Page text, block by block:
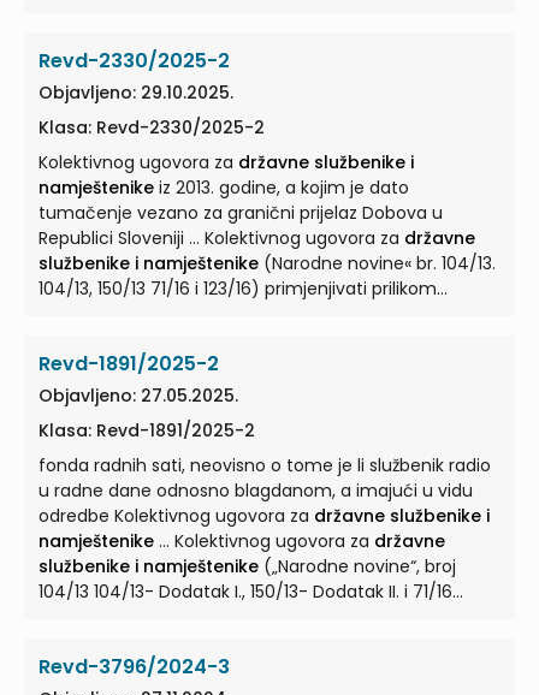
Revd-2330/2025-2
Objavljeno: 29.10.2025.
Klasa: Revd-2330/2025-2
Kolektivnog ugovora za državne službenike i
namještenike iz 2013. godine, a kojim je dato
tumačenje vezano za granični prijelaz Dobova u
Republici Sloveniji ... Kolektivnog ugovora za državne
službenike i namještenike (Narodne novine« br. 104/13.
104/13, 150/13 71/16 i 123/16) primjenjivati prilikom
službenike i namještenike
ugovora za državne službenike i namještenike
godine, a kojim je dato tumačenje vezano za granični
prijelaz Dobova u Republici Sloveniji ... Kolektivnog
ugovora zadržavne službenike i namještenike
(Narodne novine« br. 104/13. 104/13, 150/13 71/16 i 123/16)
primjenjivati prilikom donošenja odluke ...
Revd-1891/2025-2
Objavljeno: 27.05.2025.
Klasa: Revd-1891/2025-2
fonda radnih sati, neovisno o tome je li službenik radio
u radne dane odnosno blagdanom, a imajući u vidu
odredbe Kolektivnog ugovora za državne službenike i
namještenike
... Kolektivnog ugovora za državne
službenike i namještenike („Narodne novine“, broj
104/13 104/13- Dodatak I., 150/13- Dodatak II. i 71/16
112/17 i 12/18., u daljnjem tekstu: KU/17)?”. II. ... fonda
Revd-3796/2024-3